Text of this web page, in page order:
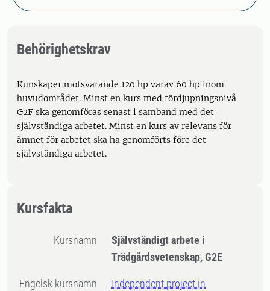
Behörighetskrav
Kunskaper motsvarande 120 hp varav 60 hp inom
huvudområdet. Minst en kurs med fördjupningsnivå
G2F ska genomföras senast i samband med det
självständiga arbetet. Minst en kurs av relevans för
ämnet för arbetet ska ha genomförts före det
självständiga arbetet.
Kursfakta
Kursnamn
Självständigt arbete i
Trädgårdsvetenskap, G2E
Engelsk kursnamn
Independent project in